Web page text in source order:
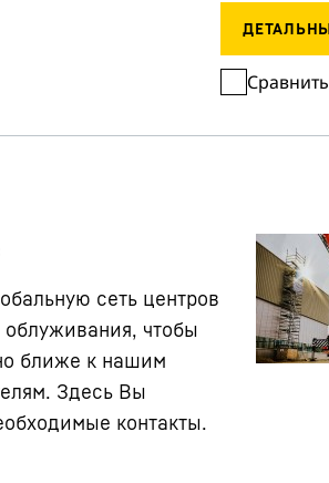
Сравнить
сеть центров
чтобы
ближе к нашим
Здесь Вы
контакты.